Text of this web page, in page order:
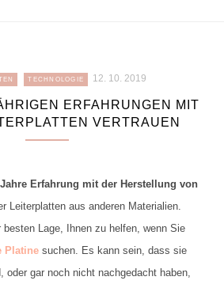
TECHNOLOGIE 12. 10. 2019
ERFAHRUNGEN MIT
VERTRAUEN
Erfahrung mit der Herstellung von
Leiterplatten aus anderen Materialien.
besten Lage, Ihnen zu helfen, wenn Sie
Platinesuchen. Es kann sein, dass sie
oder gar noch nicht nachgedacht haben,